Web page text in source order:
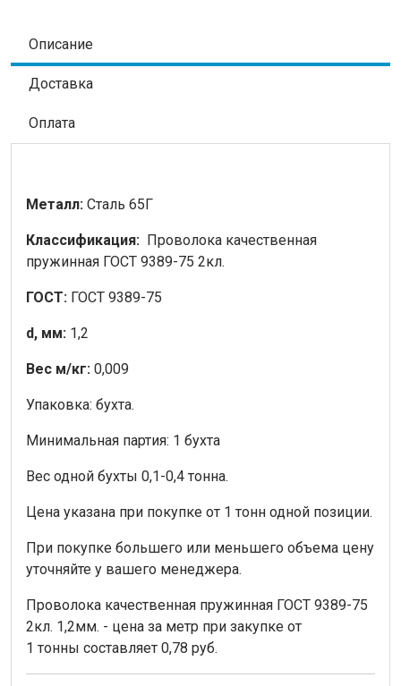
Описание
Доставка
Оплата
Металл: Сталь 65Г
Классификация: Проволока качественная
пружинная ГОСТ 9389-75 2кл.
ГОСТ: ГОСТ 9389-75
d, мм: 1,2
Вес м/кг: 0,009
Упаковка: бухта.
Минимальная партия: 1 бухта
Вес одной бухты 0,1-0,4 тонна.
Цена указана при покупке от 1 тонн одной позиции.
При покупке большего или меньшего объема цену
уточняйте у вашего менеджера.
Проволока качественная пружинная ГОСТ 9389-75
2кл. 1,2мм. - цена за метр при закупке от
1 тонны составляет 0,78 руб.